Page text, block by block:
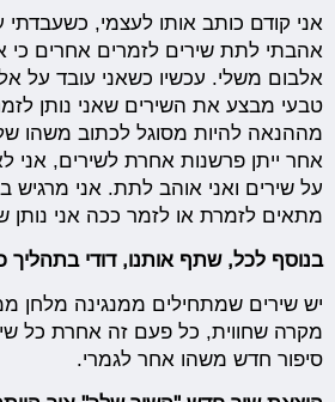
אני קודם כותב אותו לעצמי, כשעבדתי
אהבתי לתת שירים לזמרים אחרים כי
אלבום משלי. עכשיו כשאני עובד על
טבעי מבצע את השירים שאני נותן
מההנאה להיות מסוגל לכתוב משהו
אחר ייתן פרשנות אחרת לשירים, אני
על שירים ואני אוהב לתת. אני מרגיש
מתאים לזמרת או לזמר ככה אני נותן
בנוסף לכל, שתף אותנו, דודי בתהליך
יש שירים שמתחילים ממנגינה מלחן
מקרה שחווית, כל פעם זה אחרת כל
סיפור חדש משהו אחר לגמרי.